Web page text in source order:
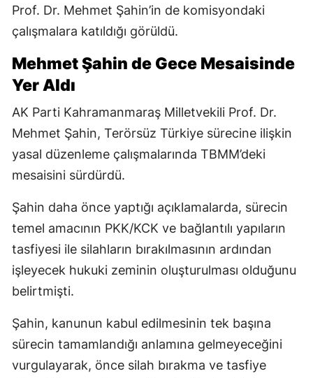
Prof. Dr. Mehmet Şahin’in de komisyondaki
çalışmalara katıldığı görüldü.
Mehmet Şahin de Gece Mesaisinde
Yer Aldı
AK Parti Kahramanmaraş Milletvekili Prof. Dr.
Mehmet Şahin, Terörsüz Türkiye sürecine ilişkin
yasal düzenleme çalışmalarında TBMM’deki
mesaisini sürdürdü.
Şahin daha önce yaptığı açıklamalarda, sürecin
temel amacının PKK/KCK ve bağlantılı yapıların
tasfiyesi ile silahların bırakılmasının ardından
işleyecek hukuki zeminin oluşturulması olduğunu
belirtmişti.
Şahin, kanunun kabul edilmesinin tek başına
sürecin tamamlandığı anlamına gelmeyeceğini
vurgulayarak, önce silah bırakma ve tasfiye